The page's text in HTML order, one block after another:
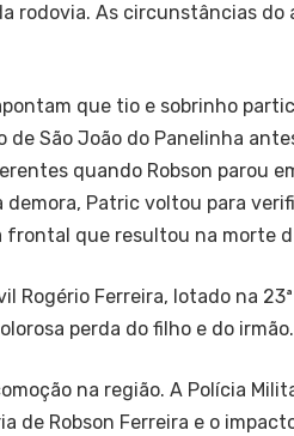
rodovia. As circunstâncias
que tio e sobrinho
São João do Panelinha
quando Robson parou
Patric voltou para
frontal que resultou na morte
Rogério Ferreira, lotado na
perda do filho e do irmão.
na região. A Polícia
de Robson Ferreira e o